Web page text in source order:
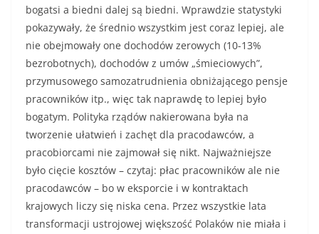
bogatsi a biedni dalej są biedni. Wprawdzie statystyki
pokazywały, że średnio wszystkim jest coraz lepiej, ale
nie obejmowały one dochodów zerowych (10-13%
bezrobotnych), dochodów z umów „śmieciowych”,
przymusowego samozatrudnienia obniżającego pensje
pracowników itp., więc tak naprawdę to lepiej było
bogatym. Polityka rządów nakierowana była na
tworzenie ułatwień i zachęt dla pracodawców, a
pracobiorcami nie zajmował się nikt. Najważniejsze
było cięcie kosztów – czytaj: płac pracowników ale nie
pracodawców – bo w eksporcie i w kontraktach
krajowych liczy się niska cena. Przez wszystkie lata
transformacji ustrojowej większość Polaków nie miała i